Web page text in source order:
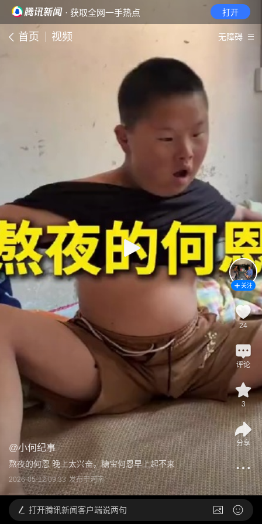
· 获取全网一手热点 打开
首页 视频 无障碍
@小何纪事
熬夜的何恩 晚上太兴奋，糖宝何恩早上起不来
2026-05-12 09:33 发布于河南
关注
24
评论
3
分享
打开腾讯新闻客户端说两句